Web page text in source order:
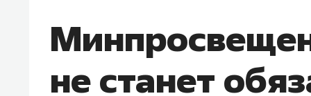
не станет
правил, бизнес может
потерять минимум